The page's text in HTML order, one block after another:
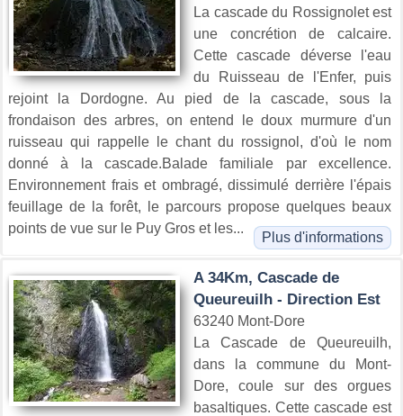
La cascade du Rossignolet est
une concrétion de calcaire.
Cette cascade déverse l'eau
du Ruisseau de l'Enfer, puis
rejoint la Dordogne. Au pied de la cascade, sous la
frondaison des arbres, on entend le doux murmure d'un
ruisseau qui rappelle le chant du rossignol, d'où le nom
donné à la cascade.Balade familiale par excellence.
Environnement frais et ombragé, dissimulé derrière l'épais
feuillage de la forêt, le parcours propose quelques beaux
points de vue sur le Puy Gros et les...
Plus d'informations
A 34Km, Cascade de
Queureuilh - Direction Est
63240 Mont-Dore
La Cascade de Queureuilh,
dans la commune du Mont-
Dore, coule sur des orgues
basaltiques. Cette cascade est